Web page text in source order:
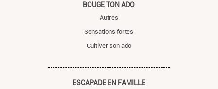
BOUGE TON ADO
Autres
Sensations fortes
Cultiver son ado
ESCAPADE EN FAMILLE